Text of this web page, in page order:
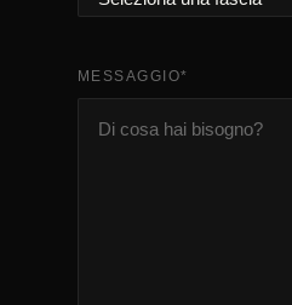
MESSAGGIO*